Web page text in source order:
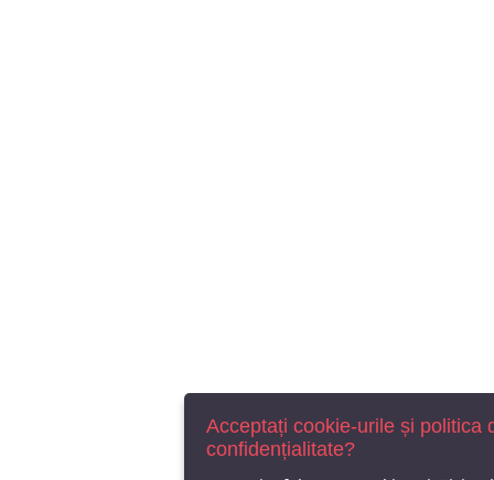
Acceptați cookie-urile și politica
confidențialitate?